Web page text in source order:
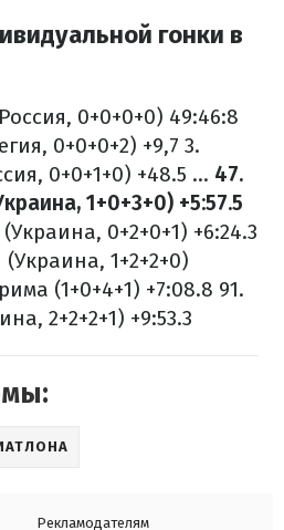
гонки в
0+0+0+0) 49:46:8
0+0+0+2) +9,7 3.
0+0+1+0) +48.5 ... 47.
1+0+3+0) +5:57.5
0+2+0+1) +6:24.3
1+2+2+0)
(1+0+4+1) +7:08.8 91.
2+2+2+1) +9:53.3
Рекламодателям